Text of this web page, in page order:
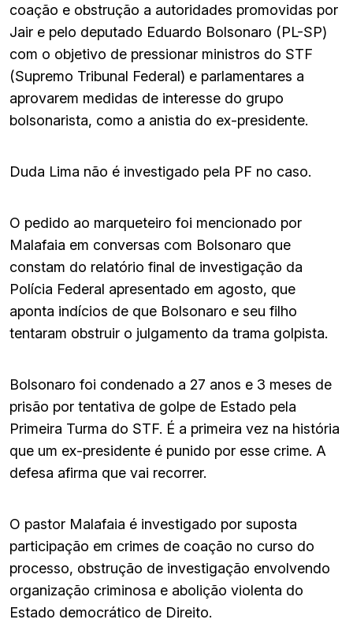
coação e obstrução a autoridades promovidas por
Jair e pelo deputado Eduardo Bolsonaro (PL-SP)
com o objetivo de pressionar ministros do STF
(Supremo Tribunal Federal) e parlamentares a
aprovarem medidas de interesse do grupo
bolsonarista, como a anistia do ex-presidente.
Duda Lima não é investigado pela PF no caso.
O pedido ao marqueteiro foi mencionado por
Malafaia em conversas com Bolsonaro que
constam do relatório final de investigação da
Polícia Federal apresentado em agosto, que
aponta indícios de que Bolsonaro e seu filho
tentaram obstruir o julgamento da trama golpista.
Bolsonaro foi condenado a 27 anos e 3 meses de
prisão por tentativa de golpe de Estado pela
Primeira Turma do STF. É a primeira vez na história
que um ex-presidente é punido por esse crime. A
defesa afirma que vai recorrer.
O pastor Malafaia é investigado por suposta
participação em crimes de coação no curso do
processo, obstrução de investigação envolvendo
organização criminosa e abolição violenta do
Estado democrático de Direito.